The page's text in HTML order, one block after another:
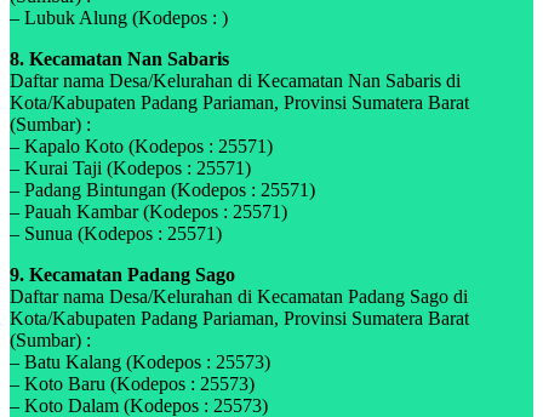
– Lubuk Alung (Kodepos : )
8. Kecamatan Nan Sabaris
Daftar nama Desa/Kelurahan di Kecamatan Nan Sabaris di
Kota/Kabupaten Padang Pariaman, Provinsi Sumatera Barat
(Sumbar) :
– Kapalo Koto (Kodepos : 25571)
– Kurai Taji (Kodepos : 25571)
– Padang Bintungan (Kodepos : 25571)
– Pauah Kambar (Kodepos : 25571)
– Sunua (Kodepos : 25571)
9. Kecamatan Padang Sago
Daftar nama Desa/Kelurahan di Kecamatan Padang Sago di
Kota/Kabupaten Padang Pariaman, Provinsi Sumatera Barat
(Sumbar) :
– Batu Kalang (Kodepos : 25573)
– Koto Baru (Kodepos : 25573)
– Koto Dalam (Kodepos : 25573)